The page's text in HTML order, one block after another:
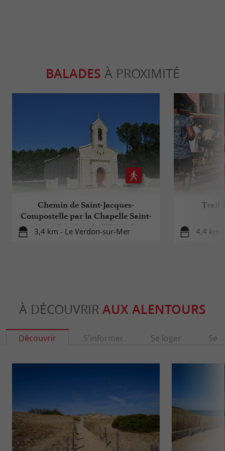
BALADES À PROXIMITÉ
Chemin de Saint-Jacques-
Compostelle par la Chapelle Saint-
Jean-Baptiste de l’Hôpital
3,4 km - Le Verdon-sur-Mer
Trail
4,4 km
À DÉCOUVRIR AUX ALENTOURS
Découvrir S'informer Se loger Se